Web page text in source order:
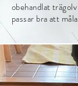
obehandlat trägolv
passar bra att måla